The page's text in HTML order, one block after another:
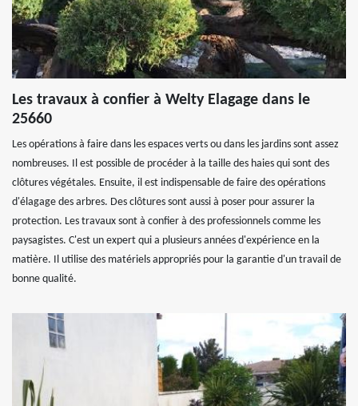
Les travaux à confier à Welty Elagage dans le
25660
Les opérations à faire dans les espaces verts ou dans les jardins sont assez
nombreuses. Il est possible de procéder à la taille des haies qui sont des
clôtures végétales. Ensuite, il est indispensable de faire des opérations
d'élagage des arbres. Des clôtures sont aussi à poser pour assurer la
protection. Les travaux sont à confier à des professionnels comme les
paysagistes. C'est un expert qui a plusieurs années d'expérience en la
matière. Il utilise des matériels appropriés pour la garantie d'un travail de
bonne qualité.